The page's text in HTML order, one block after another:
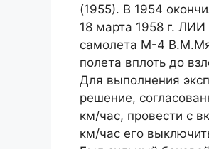
(1955). В 1954
18 марта 1958 г.
самолета М-4
полета вплоть до
Для выполнения
решение,
км/час, провести с
км/час его